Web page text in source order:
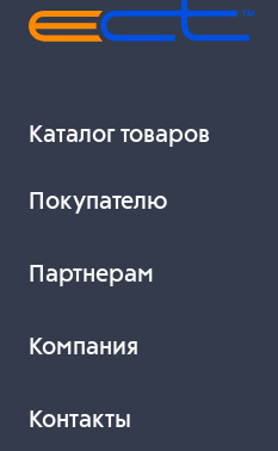
Каталог товаров
Покупателю
Партнерам
Компания
Контакты